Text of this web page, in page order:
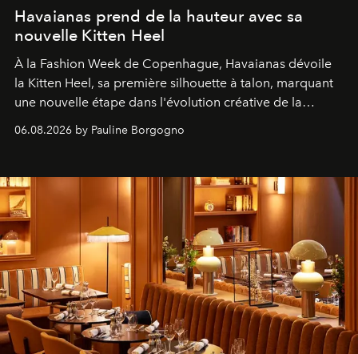
Havaianas prend de la hauteur avec sa
nouvelle Kitten Heel
À la Fashion Week de Copenhague, Havaianas dévoile
la Kitten Heel, sa première silhouette à talon, marquant
une nouvelle étape dans l'évolution créative de la
06.08.2026 by Pauline Borgogno